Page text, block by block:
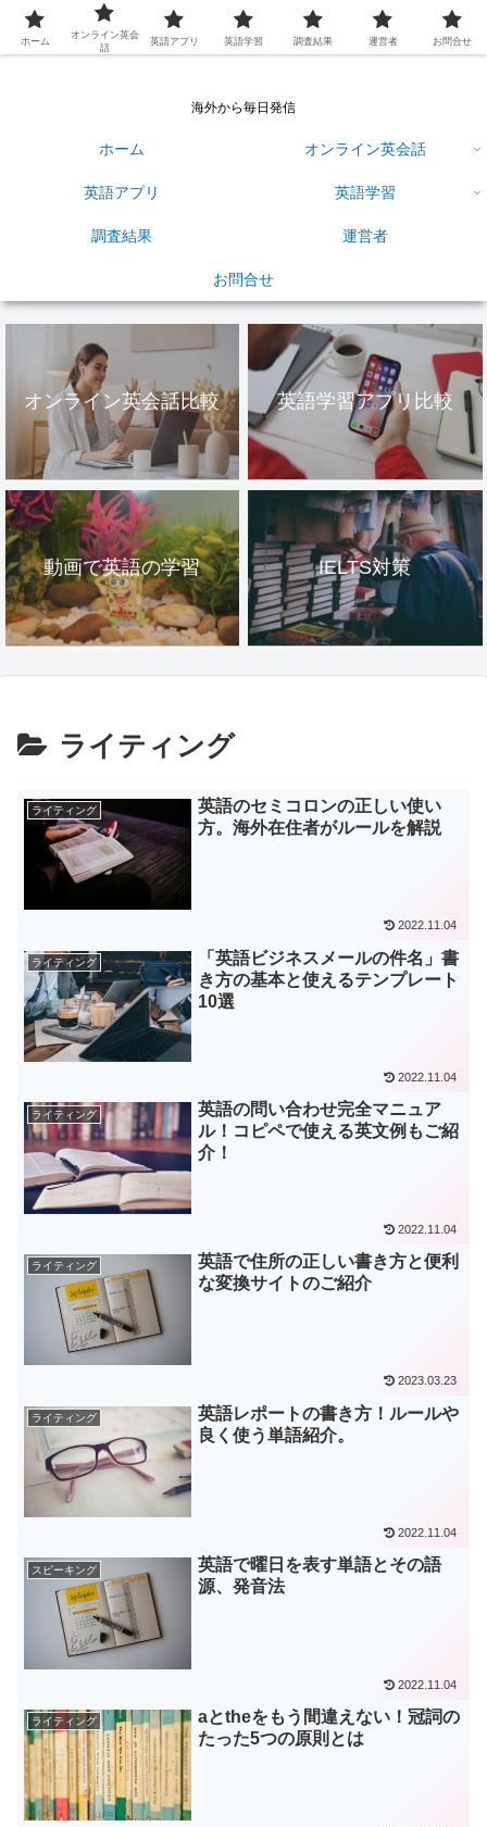
英語学習ひろば
海外から毎日発信
ホーム オンライン英会話
英語アプリ 英語学習
調査結果 運営者
お問合せ
オンライン英会話比較 英語学習アプリ比較
動画で英語の学習 IELTS対策
ライティング
ライティング
英語のセミコロンの正しい使い
方。海外在住者がルールを解説
2022.11.04
ライティング
「英語ビジネスメールの件名」書
き方の基本と使えるテンプレート
10選
2022.11.04
ライティング
英語の問い合わせ完全マニュア
ル！コピペで使える英文例もご紹
介！
2022.11.04
ライティング
英語で住所の正しい書き方と便利
な変換サイトのご紹介
2023.03.23
ライティング
英語レポートの書き方！ルールや
良く使う単語紹介。
2022.11.04
スピーキング
英語で曜日を表す単語とその語
源、発音法
2022.11.04
ライティング
aとtheをもう間違えない！冠詞の
たった5つの原則とは
ホーム
オンライン英会
話
英語アプリ 英語学習 調査結果 運営者 お問合せ